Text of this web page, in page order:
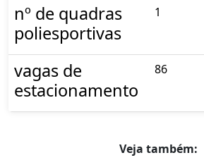
nº de quadras
poliesportivas
1
vagas de
estacionamento
86
Veja também: